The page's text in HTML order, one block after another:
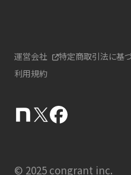
運営会社 特定商取引法に基
利用規約
© 2025 congrant inc.